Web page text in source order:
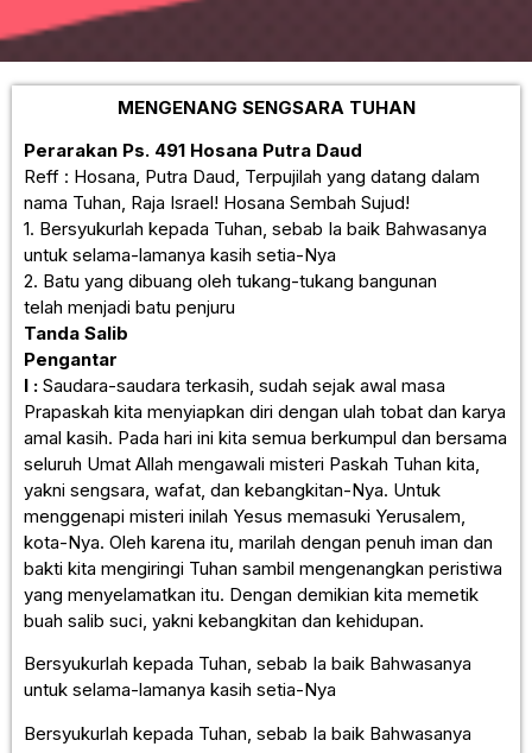
MENGENANG SENGSARA TUHAN
Perarakan Ps. 491 Hosana Putra Daud
Reff : Hosana, Putra Daud, Terpujilah yang datang dalam
nama Tuhan, Raja Israel! Hosana Sembah Sujud!
1. Bersyukurlah kepada Tuhan, sebab Ia baik Bahwasanya
untuk selama-lamanya kasih setia-Nya
2. Batu yang dibuang oleh tukang-tukang bangunan
telah menjadi batu penjuru
Tanda Salib
Pengantar
I : Saudara-saudara terkasih, sudah sejak awal masa
Prapaskah kita menyiapkan diri dengan ulah tobat dan karya
amal kasih. Pada hari ini kita semua berkumpul dan bersama
seluruh Umat Allah mengawali misteri Paskah Tuhan kita,
yakni sengsara, wafat, dan kebangkitan-Nya. Untuk
menggenapi misteri inilah Yesus memasuki Yerusalem,
kota-Nya. Oleh karena itu, marilah dengan penuh iman dan
bakti kita mengiringi Tuhan sambil mengenangkan peristiwa
yang menyelamatkan itu. Dengan demikian kita memetik
buah salib suci, yakni kebangkitan dan kehidupan.
Bersyukurlah kepada Tuhan, sebab Ia baik Bahwasanya
untuk selama-lamanya kasih setia-Nya
Bersyukurlah kepada Tuhan, sebab Ia baik Bahwasanya